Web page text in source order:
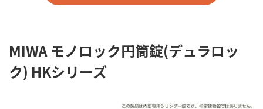
MIWA モノロック円筒錠(デュラロッ
ク) HKシリーズ